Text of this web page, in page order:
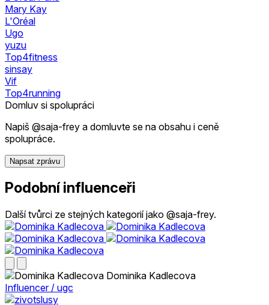
Mary Kay
L'Oréal
Ugo
yuzu
Top4fitness
sinsay
Vif
Top4running
Domluv si spolupráci
Napiš @saja-frey a domluvte se na obsahu i ceně
spolupráce.
Napsat zprávu
Podobní influenceři
Další tvůrci ze stejných kategorií jako @saja-frey.
Dominika Kadlecova
Influencer / ugc